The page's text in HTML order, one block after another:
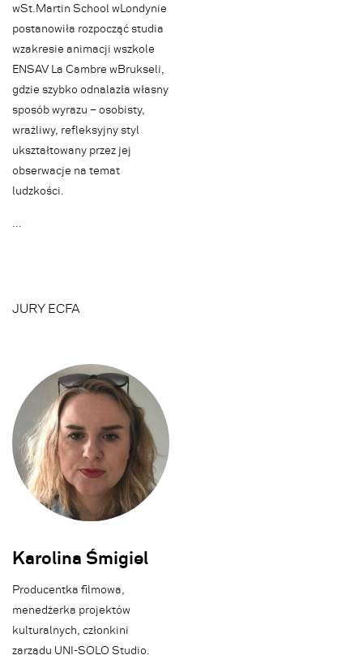
Filmy
Aktualności
Relacje
Press
Regulamin
Ale Kino! Industry/Education Pro
w St. Martin School w Londynie
postanowiła rozpocząć studia
w zakresie animacji w szkole
ENSAV La Cambre w Brukseli,
gdzie szybko odnalazła własny
sposób wyrazu – osobisty,
wrażliwy, refleksyjny styl
ukształtowany przez jej
obserwacje na temat
ludzkości.
...
JURY ECFA
Karolina Śmigiel
Producentka filmowa,
menedżerka projektów
kulturalnych, członkini
zarządu UNI-SOLO Studio.